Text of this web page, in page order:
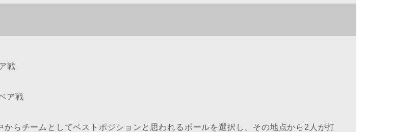
戦
ア戦
らチームとしてベストポジションと思われるボールを選択し、その地点から2人が打